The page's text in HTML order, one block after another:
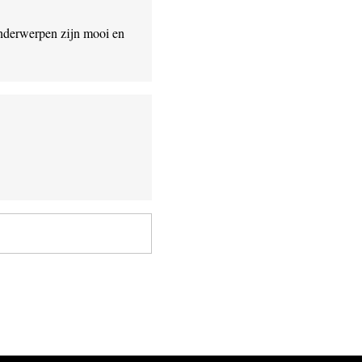
zijn mooi en